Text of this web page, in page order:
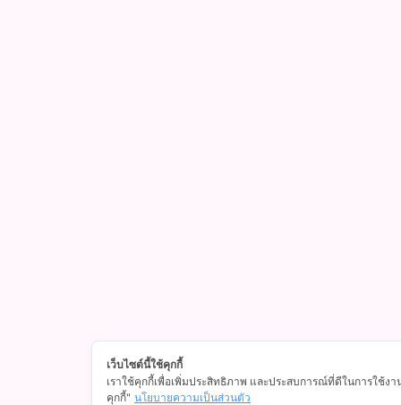
เว็บไซต์นี้ใช้คุกกี้
เราใช้คุกกี้เพื่อเพิ่มประสิทธิภาพ และประสบการณ์ที่ดีในการใช้
คุกกี้" นโยบายความเป็นส่วนตัว